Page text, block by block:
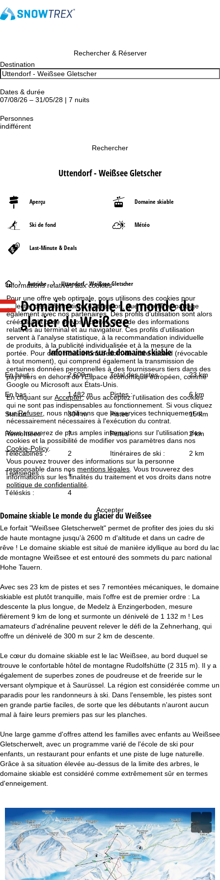
Informations relatives aux cookies
Pour une offre web optimale, nous utilisons des cookies pour
collecter des informations d'utilisation, que TravelTrex partage
également avec nos partenaires. Des profils d'utilisation sont alors
créés sur la base de vos activités, à l'aide des informations
relatives au terminal et au navigateur. Ces profils d'utilisation
servent à l'analyse statistique, à la recommandation individuelle
de produits, à la publicité individualisée et à la mesure de la
portée. Pour cela, nous avons besoin de votre accord (révocable
à tout moment), qui comprend également la transmission de
certaines données personnelles à des fournisseurs tiers dans des
pays tiers en dehors de l'Espace économique européen, comme
Google ou Microsoft aux États-Unis.
En cliquant surAccepter, vous acceptez l'utilisation des cookies
qui ne sont pas indispensables au fonctionnement. Si vous cliquez
surRefuser , nous n'utilisons que les services techniquement et
nécessairement nécessaires à l'exécution du contrat.
Vous trouverez de plus amples informations sur l'utilisation des
cookies et la possibilité de modifier vos paramètres dans nos
Cookie-Policy
Vous pouvez trouver des informations sur la personne
responsable dans nos mentions légales . Vous trouverez des
informations sur les finalités du traitement et vos droits dans notre
politique de confidentialité
Accepter
Rechercher & Réserver
Destination
Dates & durée
07/08/26 – 31/05/28 | 7 nuits
Personnes
indifférent
Rechercher
Uttendorf - Weißsee Gletscher
Aperçu Domaine skiable
Ski de fond Météo
Last-Minute & Deals
P
a
g
e
d
'
a
c
c
u
e
l
Autriche Uttendorf - Weißsee Gletscher
Domaine skiableLe monde du
glacier du Weißsee
Informations sur le domaine skiable
En haut : 2 600 m Total des pistes : 23 km
En bas : 1 482 m Pistes : 6 km
Station : 804 m Pistes : 15 km
Remontées : 7 Pistes : 2 km
Télécabines : 2 Itinéraires de ski : 2 km
Télésièges : 1
Téléskis : 4
Domaine skiable Le monde du glacier du Weißsee
Le forfait "Weißsee Gletscherwelt" permet de profiter des joies du ski
de haute montagne jusqu'à 2600 m d'altitude et dans un cadre de
rêve ! Le domaine skiable est situé de manière idyllique au bord du lac
de montagne Weißsee et est entouré des sommets du parc national
Hohe Tauern.
Avec ses 23 km de pistes et ses 7 remontées mécaniques, le domaine
skiable est plutôt tranquille, mais l'offre est de premier ordre : La
descente la plus longue, de Medelz à Enzingerboden, mesure
fièrement 9 km de long et surmonte un dénivelé de 1 132 m ! Les
amateurs d'adrénaline peuvent relever le défi de la Zehnerhang, qui
offre un dénivelé de 300 m sur 2 km de descente.
Le cœur du domaine skiable est le lac Weißsee, au bord duquel se
trouve le confortable hôtel de montagne Rudolfshütte (2 315 m). Il y a
également de superbes zones de poudreuse et de freeride sur le
versant olympique et à Saurüssel. La région est considérée comme un
paradis pour les randonneurs à ski. Dans l'ensemble, les pistes sont
en grande partie faciles, de sorte que les débutants n'auront aucun
mal à faire leurs premiers pas sur les planches.
Une large gamme d'offres attend les familles avec enfants au Weißsee
Gletscherwelt, avec un programme varié de l'école de ski pour
enfants, un restaurant pour enfants et une piste de luge naturelle.
Grâce à sa situation élevée au-dessus de la limite des arbres, le
domaine skiable est considéré comme extrêmement sûr en termes
d'enneigement.